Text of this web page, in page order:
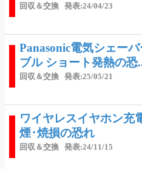
回収＆交換 発表:24/04/23
Panasonic電気シェー
ブル ショート発熱の恐
回収＆交換 発表:25/05/21
ワイヤレスイヤホン充
煙･焼損の恐れ
回収＆交換 発表:24/11/15